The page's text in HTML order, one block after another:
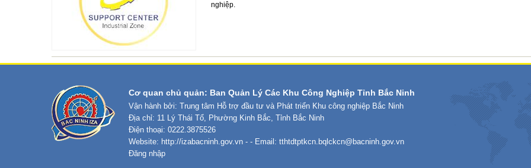
nghiệp.
Cơ quan chủ quản: Ban Quản Lý Các Khu Công Nghiệp Tỉnh Bắc Ninh
Vận hành bởi: Trung tâm Hỗ trợ đầu tư và Phát triển Khu công nghiệp Bắc Ninh
Địa chỉ: 11 Lý Thái Tổ, Phường Kinh Bắc, Tỉnh Bắc Ninh
Điện thoại: 0222.3875526
Website: http://izabacninh.gov.vn - - Email: tthtdtptkcn.bqlckcn@bacninh.gov.vn
Đăng nhập